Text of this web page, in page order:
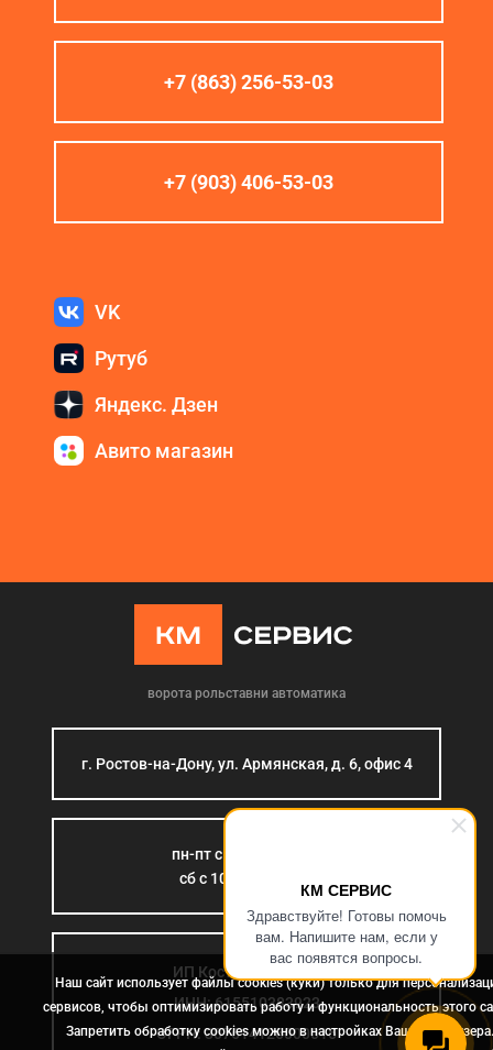
КМ СЕРВИС
Здравствуйте! Готовы помочь
вам. Напишите нам, если у
вас появятся вопросы.
+7 (863) 256-53-03
+7 (903) 406-53-03
VK
Рутуб
Яндекс. Дзен
Авито магазин
ворота рольставни автоматика
г. Ростов-на-Дону, ул. Армянская, д. 6, офис 4
пн-пт с 9:00 до 18:00
сб с 10:00 до 15:00
ИП Костромина Л.Б.
ИНН: 615510383923
ОГРН: 307614126000015
Наш сайт использует файлы cookies (куки) только для
сервисов, чтобы оптимизировать работу и функциональность этого
Запретить обработку cookies можно в настройках Вашего браузера.